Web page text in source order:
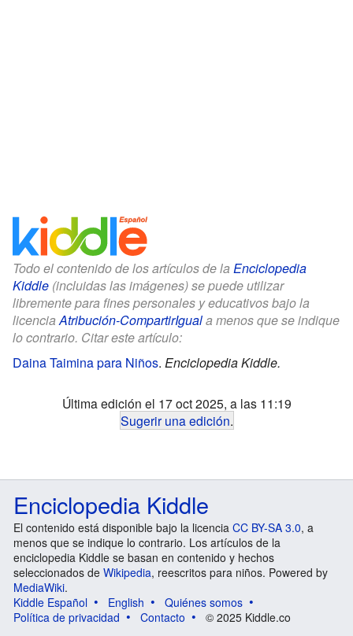
Todo el contenido de los artículos de la Enciclopedia
Kiddle (incluidas las imágenes) se puede utilizar
libremente para fines personales y educativos bajo la
licenciaAtribución-CompartirIguala menos que se indique
lo contrario. Citar este artículo:
Daina Taimina para Niños. Enciclopedia Kiddle.
Última edición el 17 oct 2025, a las 11:19
Sugerir una edición.
Enciclopedia Kiddle
El contenido está disponible bajo la licencia CC BY-SA 3.0, a
menos que se indique lo contrario. Los artículos de la
enciclopedia Kiddle se basan en contenido y hechos
seleccionados de Wikipedia, reescritos para niños. Powered by
MediaWiki.
Kiddle Español
English
Quiénes somos
Política de privacidad
Contacto © 2025 Kiddle.co